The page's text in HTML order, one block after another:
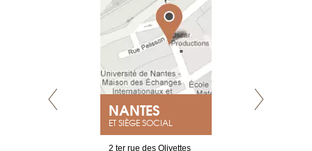
NANTES
ET SIÈGE SOCIAL
2 ter rue des Olivettes